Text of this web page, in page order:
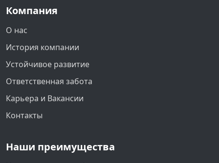
Компания
О нас
История компании
Устойчивое развитие
Ответственная забота
Карьера и Вакансии
Контакты
Наши преимущества